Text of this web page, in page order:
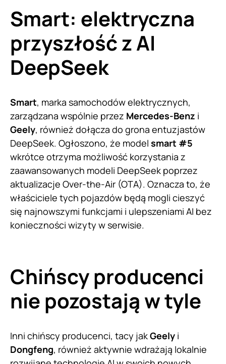
Smart: elektryczna
przyszłość z AI
DeepSeek
Smart, marka samochodów elektrycznych,
zarządzana wspólnie przez Mercedes-Benz i
Geely, również dołącza do grona entuzjastów
DeepSeek. Ogłoszono, że model smart #5
wkrótce otrzyma możliwość korzystania z
zaawansowanych modeli DeepSeek poprzez
aktualizacje Over-the-Air (OTA). Oznacza to, że
właściciele tych pojazdów będą mogli cieszyć
się najnowszymi funkcjami i ulepszeniami AI bez
konieczności wizyty w serwisie.
Chińscy producenci
nie pozostają w tyle
Inni chińscy producenci, tacy jakGeely i
Dongfeng, również aktywnie wdrażają lokalnie